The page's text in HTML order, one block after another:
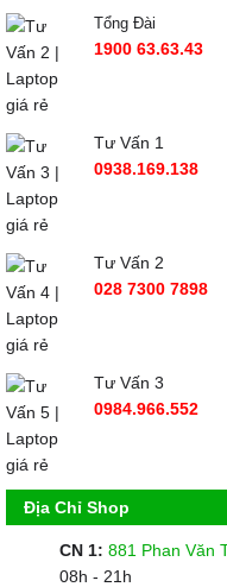
Tổng Đài
1900 63.63.43
Tư Vấn 1
0938.169.138
Tư Vấn 2
028 7300 7898
Tư Vấn 3
0984.966.552
Địa Chỉ Shop
CN 1: 881 Phan Văn
08h - 21h